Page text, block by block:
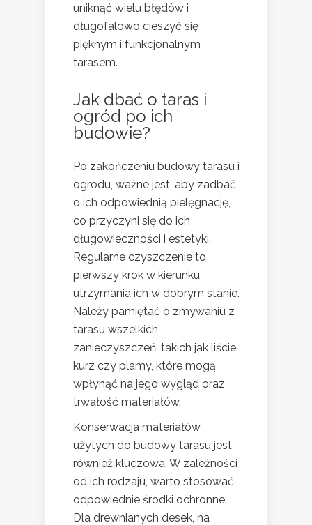
uniknąć wielu błędów i
długofalowo cieszyć się
pięknym i funkcjonalnym
tarasem.
Jak dbać o taras i
ogród po ich
budowie?
Po zakończeniu budowy tarasu i
ogrodu, ważne jest, aby zadbać
o ich odpowiednią pielęgnację,
co przyczyni się do ich
długowieczności i estetyki.
Regularne czyszczenie to
pierwszy krok w kierunku
utrzymania ich w dobrym stanie.
Należy pamiętać o zmywaniu z
tarasu wszelkich
zanieczyszczeń, takich jak liście,
kurz czy plamy, które mogą
wpłynąć na jego wygląd oraz
trwałość materiałów.
Konserwacja materiałów
użytych do budowy tarasu jest
również kluczowa. W zależności
od ich rodzaju, warto stosować
odpowiednie środki ochronne.
Dla drewnianych desek, na